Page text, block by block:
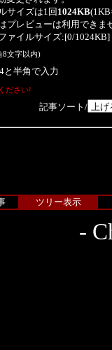
サイズは1回 1024KB
プレビューは利用できま
ァイルサイズ:[0/1024KB]
8文字以内)
と半角で入力
ださい!
記事ソート/
ツリー表示
-